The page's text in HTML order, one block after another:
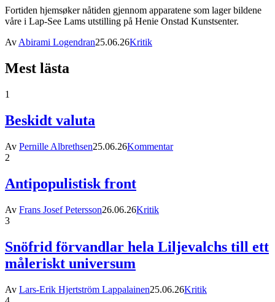
Fortiden hjemsøker nåtiden gjennom apparatene som lager bildene
våre i Lap-See Lams utstilling på Henie Onstad Kunstsenter.
Av Abirami Logendran25.06.26Kritik
Mest lästa
1
Beskidt valuta
Av Pernille Albrethsen25.06.26Kommentar
2
Antipopulistisk front
Av Frans Josef Petersson26.06.26Kritik
3
Snöfrid förvandlar hela Liljevalchs till ett
måleriskt universum
Av Lars-Erik Hjertström Lappalainen25.06.26Kritik